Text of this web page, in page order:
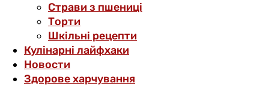
Страви з пшениці
Торти
Шкільні рецепти
Кулінарні лайфхаки
Новости
Здорове харчування